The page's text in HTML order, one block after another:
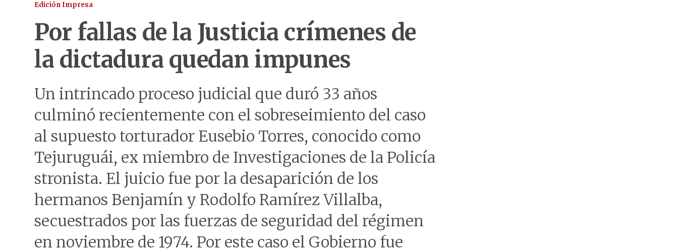
Edición Impresa
Por fallas de la Justicia crímenes de
la dictadura quedan impunes
Un intrincado proceso judicial que duró 33 años
culminó recientemente con el sobreseimiento del caso
al supuesto torturador Eusebio Torres, conocido como
Tejuruguái, ex miembro de Investigaciones de la Policía
stronista. El juicio fue por la desaparición de los
hermanos Benjamín y Rodolfo Ramírez Villalba,
secuestrados por las fuerzas de seguridad del régimen
en noviembre de 1974. Por este caso el Gobierno fue